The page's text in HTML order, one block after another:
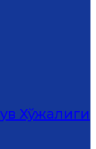
Хўжалиги